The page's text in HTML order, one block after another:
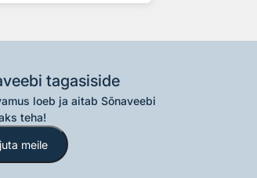
tagasiside
loeb ja aitab Sõnaveebi
teha!
meile